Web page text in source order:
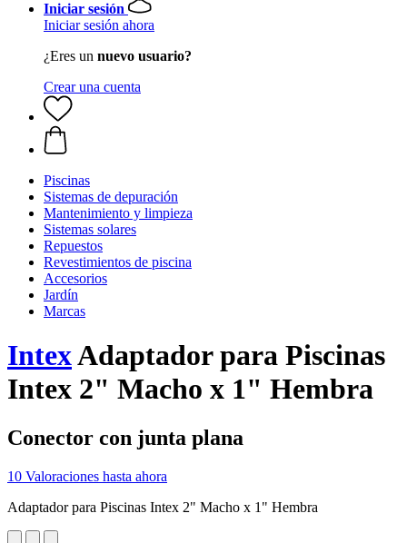
Iniciar sesión
Iniciar sesión ahora
¿Eres un nuevo usuario?
Crear una cuenta
Piscinas
Sistemas de depuración
Mantenimiento y limpieza
Sistemas solares
Repuestos
Revestimientos de piscina
Accesorios
Jardín
Marcas
IntexAdaptador para Piscinas
Intex 2" Macho x 1" Hembra
Conector con junta plana
10 Valoraciones hasta ahora
Adaptador para Piscinas Intex 2" Macho x 1" Hembra